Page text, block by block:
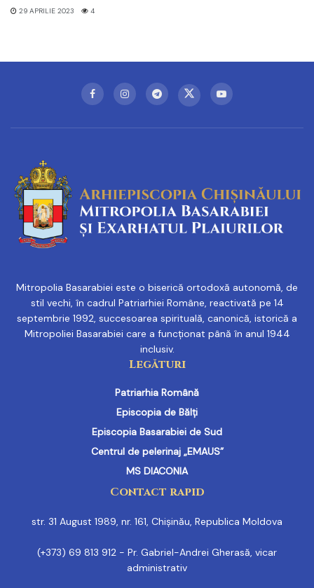
29 APRILIE 2023 4
Mitropolia Basarabiei este o biserică ortodoxă autonomă, de
stil vechi, în cadrul Patriarhiei Române, reactivată pe 14
septembrie 1992, succesoarea spirituală, canonică, istorică a
Mitropoliei Basarabiei care a funcționat până în anul 1944
inclusiv.
Legături
Patriarhia Română
Episcopia de Bălți
Episcopia Basarabiei de Sud
Centrul de pelerinaj „EMAUS”
MS DIACONIA
Contact rapid
str. 31 August 1989, nr. 161, Chișinău, Republica Moldova
(+373) 69 813 912 - Pr. Gabriel-Andrei Gherasă, vicar
administrativ